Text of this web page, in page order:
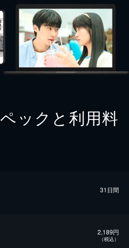
ックと利用料
31日間
2,189円
（税込）